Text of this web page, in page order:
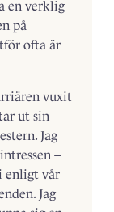
en verklig
på
ofta är
vuxit
ut sin
Jag
–
enligt vår
Jag